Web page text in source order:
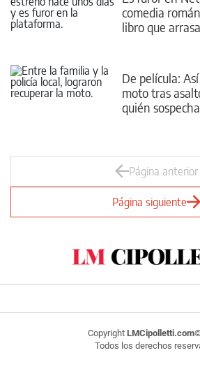
comedia
libro que
De película:
moto tras
quién
Página anterior
Página siguiente
Copyright LMCipolletti.com
Todos los derechos